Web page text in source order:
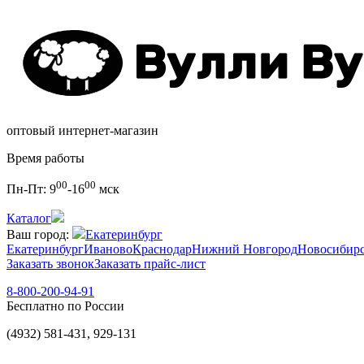
оптовый интернет-магазин
Время работы
Пн-Пт: 900-1600 мск
Каталог
Ваш город:
Екатеринбург
ЕкатеринбургИвановоКраснодарНижний Новгород
Заказать звонокЗаказать прайс-лист
8-800-200-94-91
Бесплатно по России
(4932) 581-431, 929-131